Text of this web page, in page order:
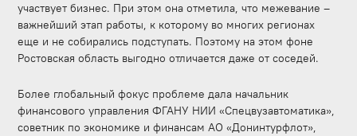
участвует бизнес. При этом она отметила, что межевание –
важнейший этап работы, к которому во многих регионах
еще и не собирались подступать. Поэтому на этом фоне
Ростовская область выгодно отличается даже от соседей.
Более глобальный фокус проблеме дала начальник
финансового управления ФГАНУ НИИ «Спецвузавтоматика»,
советник по экономике и финансам АО «Донинтурфлот»,